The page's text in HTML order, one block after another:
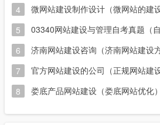
4
微网站建设制作设计（微网站的建
5
6
济南网站建设咨询（济南网站建设
7
官方网站建设的公司（正规网站建
8
娄底产品网站建设（娄底网站优化）